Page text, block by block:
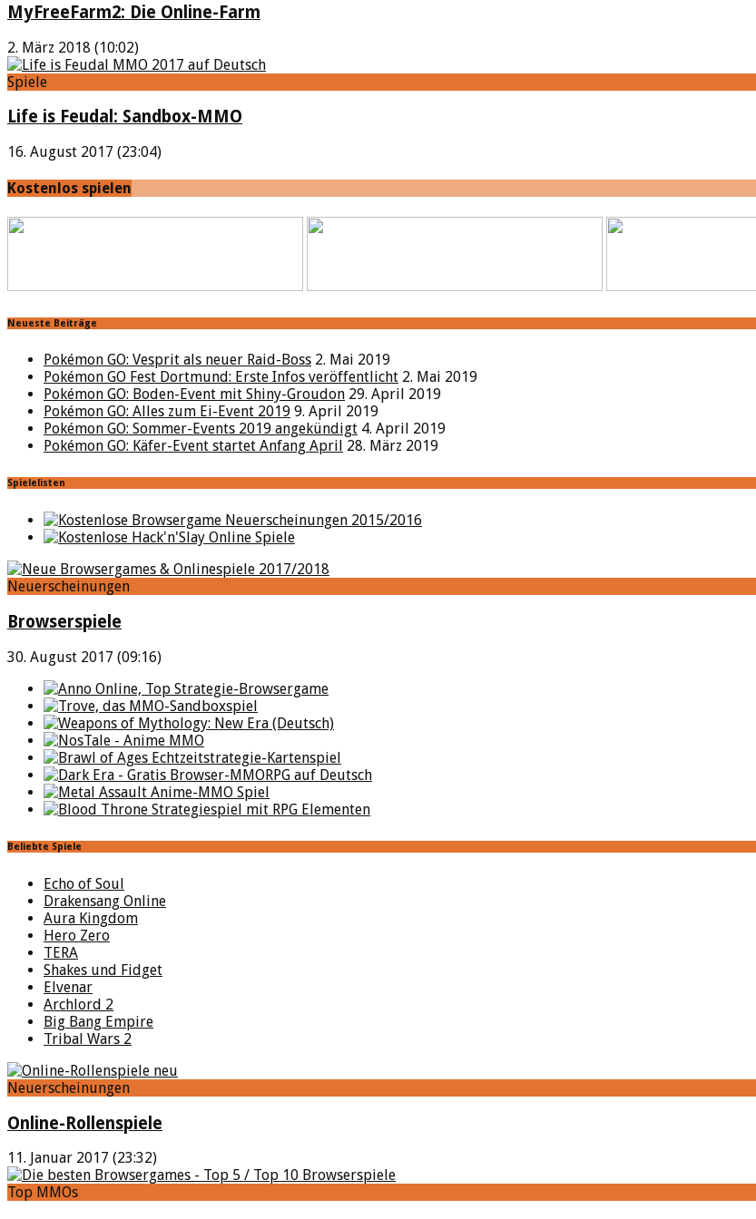
MyFreeFarm2: Die Online-Farm
2. März 2018 (10:02)
Spiele
Life is Feudal: Sandbox-MMO
16. August 2017 (23:04)
Kostenlos spielen
Neueste Beiträge
Pokémon GO: Vesprit als neuer Raid-Boss 2. Mai 2019
Pokémon GO Fest Dortmund: Erste Infos veröffentlicht 2. Mai 2019
Pokémon GO: Boden-Event mit Shiny-Groudon 29. April 2019
Pokémon GO: Alles zum Ei-Event 2019 9. April 2019
Pokémon GO: Sommer-Events 2019 angekündigt 4. April 2019
Pokémon GO: Käfer-Event startet Anfang April 28. März 2019
Spielelisten
Neuerscheinungen
Browserspiele
30. August 2017 (09:16)
Beliebte Spiele
Echo of Soul
Drakensang Online
Aura Kingdom
Hero Zero
TERA
Shakes und Fidget
Elvenar
Archlord 2
Big Bang Empire
Tribal Wars 2
Neuerscheinungen
Online-Rollenspiele
11. Januar 2017 (23:32)
Top MMOs